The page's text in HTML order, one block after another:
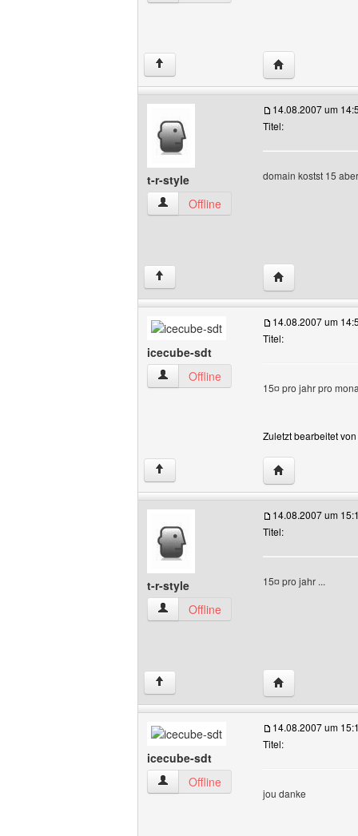
↑ Website dieses
t-r-style
t-r-style Benutzer-Profile anzeigen
Offline
14.08.2007 um
Titel:
domain kostst 15
↑ Website dieses
icecube-sdt
icecube-sdt Benutzer-Profile anzeigen
Offline
14.08.2007 um
Titel:
15¤ pro jahr pro
Zuletzt bearbeitet
↑ Website dieses
t-r-style
t-r-style Benutzer-Profile anzeigen
Offline
14.08.2007 um
Titel:
15¤ pro jahr ...
↑ Website dieses
icecube-sdt
icecube-sdt Benutzer-Profile anzeigen
Offline
14.08.2007 um
Titel:
jou danke